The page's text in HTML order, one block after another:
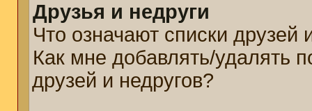
Друзья и недруги
Что означают списки друзей
Как мне добавлять/удалять
друзей и недругов?